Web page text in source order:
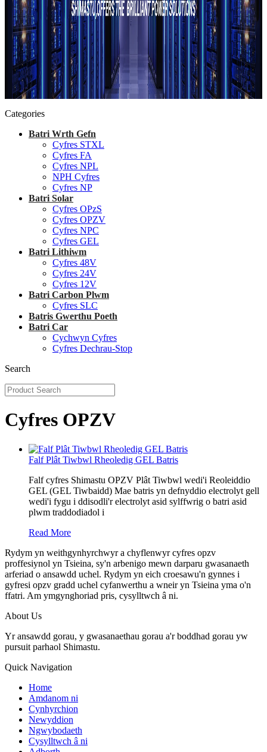
Categories
Batri Wrth Gefn
Cyfres STXL
Cyfres FA
Cyfres NPL
NPH Cyfres
Cyfres NP
Batri Solar
Cyfres OPzS
Cyfres OPZV
Cyfres NPC
Cyfres GEL
Batri Lithiwm
Cyfres 48V
Cyfres 24V
Cyfres 12V
Batri Carbon Plwm
Cyfres SLC
Batris Gwerthu Poeth
Batri Car
Cychwyn Cyfres
Cyfres Dechrau-Stop
Search
Cyfres OPZV
Falf Plât Tiwbwl Rheoledig GEL Batris
Falf cyfres Shimastu OPZV Plât Tiwbwl wedi'i Reoleiddio
GEL (GEL Tiwbaidd) Mae batris yn defnyddio electrolyt gell
wedi'i fygu i ddisodli'r electrolyt asid sylffwrig o batri asid
plwm traddodiadol i
Read More
Rydym yn weithgynhyrchwyr a chyflenwyr cyfres opzv
proffesiynol yn Tsieina, sy'n arbenigo mewn darparu gwasanaeth
arferiad o ansawdd uchel. Rydym yn eich croesawu'n gynnes i
gyfresi opzv gradd uchel cyfanwerthu a wneir yn Tsieina yma o'n
ffatri. Am ymgynghoriad pris, cysylltwch â ni.
About Us
Yr ansawdd gorau, y gwasanaethau gorau a'r boddhad gorau yw
pursuit parhaol Shimastu.
Quick Navigation
Home
Amdanom ni
Cynhyrchion
Newyddion
Ngwybodaeth
Cysylltwch â ni